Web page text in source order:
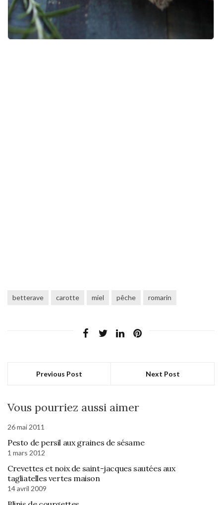
betterave carotte miel pêche romarin
Previous Post Next Post
Vous pourriez aussi aimer
26 mai 2011
Pesto de persil aux graines de sésame
1 mars 2012
Crevettes et noix de saint-jacques sautées aux
tagliatelles vertes maison
14 avril 2009